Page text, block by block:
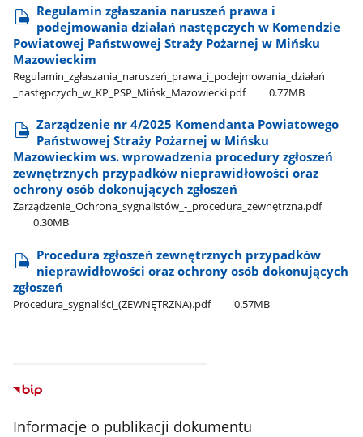
Regulamin zgłaszania naruszeń prawa i
podejmowania działań następczych w Komendzie
Powiatowej Państwowej Straży Pożarnej w Mińsku
Mazowieckim
Regulamin​_zgłaszania​_naruszeń​_prawa​_i​_podejmowania​_działań​
_następczych​_w​_KP​_PSP​_Mińsk​_Mazowiecki.pdf
0.77MB
Zarządzenie nr 4/2025 Komendanta Powiatowego
Państwowej Straży Pożarnej w Mińsku
Mazowieckim ws. wprowadzenia procedury zgłoszeń
zewnętrznych przypadków nieprawidłowości oraz
ochrony osób dokonujących zgłoszeń
Zarządzenie​_Ochrona​_sygnalistów​_-​_procedura​_zewnętrzna.pdf
0.30MB
Procedura zgłoszeń zewnętrznych przypadków
nieprawidłowości oraz ochrony osób dokonujących
zgłoszeń
Procedura​_sygnaliści​_(ZEWNĘTRZNA).pdf 0.57MB
Informacje o publikacji dokumentu